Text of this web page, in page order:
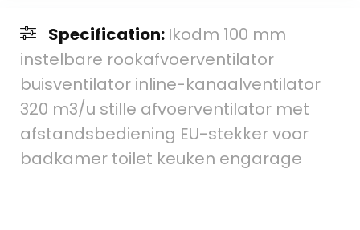
Specification: Ikodm 100 mm
instelbare rookafvoerventilator
buisventilator inline-kanaalventilator
320 m3/u stille afvoerventilator met
afstandsbediening EU-stekker voor
badkamer toilet keuken engarage